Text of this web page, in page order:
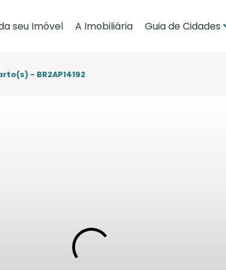
seu Imóvel A Imobiliária Guia de Cidades
- BR2AP14192